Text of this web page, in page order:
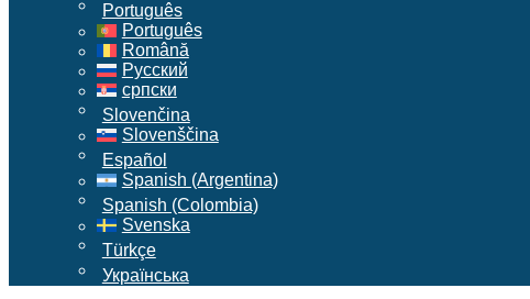
Português
Português
Română
Русский
српски
Slovenčina
Slovenščina
Español
Spanish (Argentina)
Spanish (Colombia)
Svenska
Türkçe
Українська